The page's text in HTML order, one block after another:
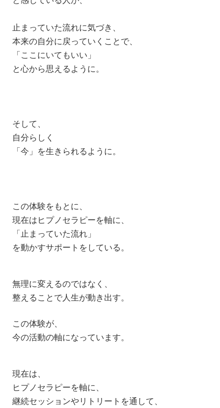
止まっていた流れに気づき、
本来の自分に戻っていくことで、
「ここにいてもいい」
と心から思えるように。
そして、
自分らしく
「今」を生きられるように。
この体験をもとに、
現在はヒプノセラピーを軸に、
「止まっていた流れ」
を動かすサポートをしている。
無理に変えるのではなく、
整えることで人生が動き出す。
この体験が、
今の活動の軸になっています。
現在は、
ヒプノセラピーを軸に、
継続セッションやリトリートを通して、